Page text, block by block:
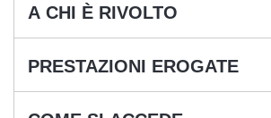
A CHI È RIVOLTO
PRESTAZIONI EROGATE